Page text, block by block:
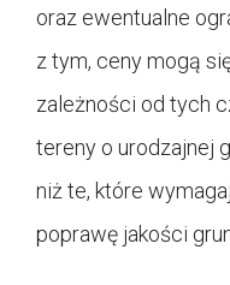
oraz ewentualne
z tym, ceny mogą
zależności od tych
tereny o urodzajnej
niż te, które
poprawę jakości